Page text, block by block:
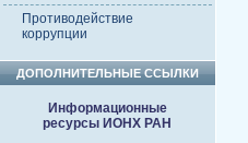
Противодействие
коррупции
ДОПОЛНИТЕЛЬНЫЕ ССЫЛКИ
Информационные
ресурсы ИОНХ РАН